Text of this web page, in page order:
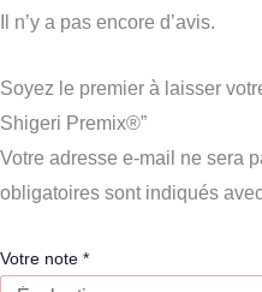
Il n’y a pas encore d’avis.
Soyez le premier à laisser
Shigeri Premix®”
Votre adresse e-mail ne sera
obligatoires sont indiqués
Votre note *